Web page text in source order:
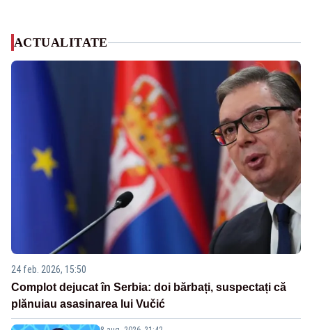
ACTUALITATE
24 feb. 2026, 15:50
Complot dejucat în Serbia: doi bărbați, suspectați că
plănuiau asasinarea lui Vučić